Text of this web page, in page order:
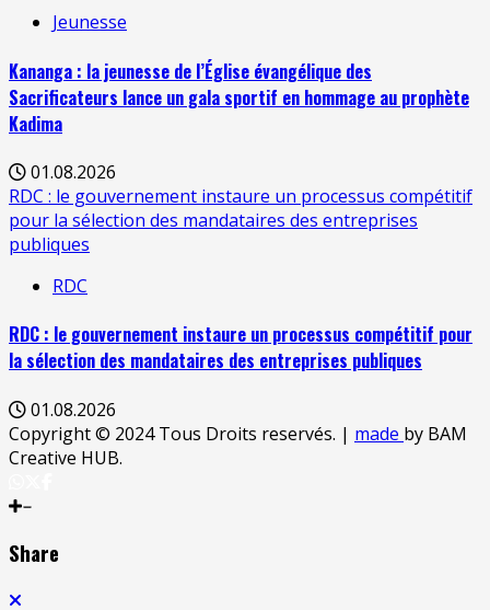
Jeunesse
Kananga : la jeunesse de l’Église évangélique des
Sacrificateurs lance un gala sportif en hommage au prophète
Kadima
01.08.2026
RDC : le gouvernement instaure un processus compétitif
pour la sélection des mandataires des entreprises
publiques
RDC
RDC : le gouvernement instaure un processus compétitif pour
la sélection des mandataires des entreprises publiques
01.08.2026
Copyright © 2024 Tous Droits reservés. | made by BAM
Creative HUB.
Share